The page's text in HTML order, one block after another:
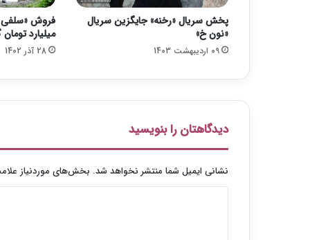
پخش سریال «رخنه» جایگزین سریال
«نون خ»
09 اردیبهشت 1403
فروش «سلفی
میلیارد
28 آذر 1402
دیدگاهتان را بنویسید
نشانی ایمیل شما منتشر نخواهد شد. بخش‌های موردنیاز